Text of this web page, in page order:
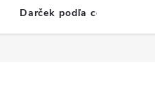
Darček podľa ceny